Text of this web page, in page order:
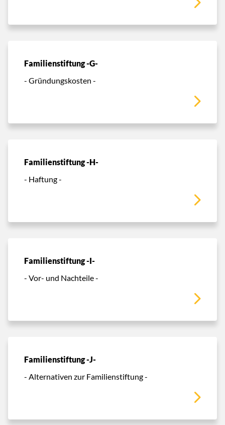
Familienstiftung -G-
- Gründungskosten -
Familienstiftung -H-
- Haftung -
Familienstiftung -I-
- Vor- und Nachteile -
Familienstiftung -J-
- Alternativen zur Familienstiftung -